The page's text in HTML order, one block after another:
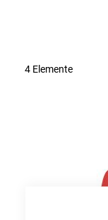
4 Elemente